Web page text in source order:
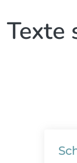
Texte